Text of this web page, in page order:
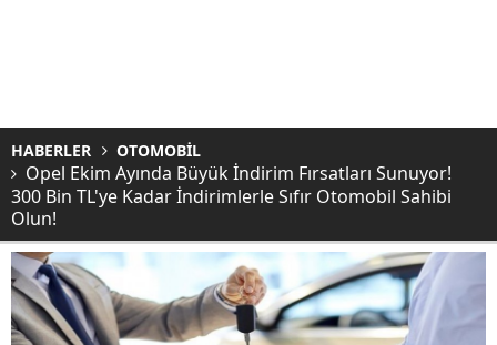
HABERLER OTOMOBİL
Opel Ekim Ayında Büyük İndirim Fırsatları Sunuyor!
300 Bin TL'ye Kadar İndirimlerle Sıfır Otomobil Sahibi
Olun!